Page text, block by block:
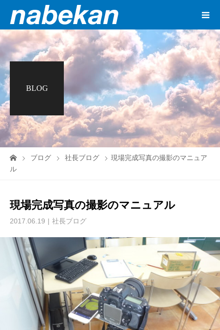
BLOG
ブログ 社長ブログ
現場完成写真の撮影のマニュア
ル
現場完成写真の撮影のマニュアル
2017.06.19 社長ブログ